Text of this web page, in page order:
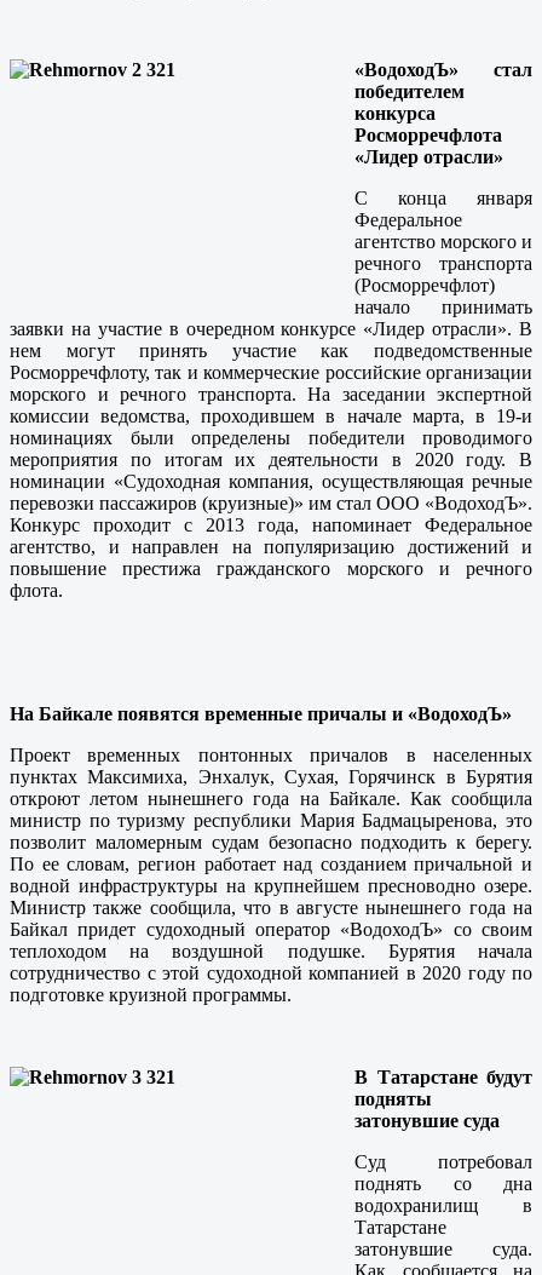
«ВодоходЪ» стал
победителем
конкурса
Росморречфлота
«Лидер отрасли»
С конца января
Федеральное
агентство морского и
речного транспорта
(Росморречфлот)
начало принимать
заявки на участие в очередном конкурсе «Лидер отрасли». В
нем могут принять участие как подведомственные
Росморречфлоту, так и коммерческие российские организации
морского и речного транспорта. На заседании экспертной
комиссии ведомства, проходившем в начале марта, в 19-и
номинациях были определены победители проводимого
мероприятия по итогам их деятельности в 2020 году. В
номинации «Судоходная компания, осуществляющая речные
перевозки пассажиров (круизные)» им стал ООО «ВодоходЪ».
Конкурс проходит с 2013 года, напоминает Федеральное
агентство, и направлен на популяризацию достижений и
повышение престижа гражданского морского и речного
флота.
На Байкале появятся временные причалы и «ВодоходЪ»
Проект временных понтонных причалов в населенных
пунктах Максимиха, Энхалук, Сухая, Горячинск в Бурятия
откроют летом нынешнего года на Байкале. Как сообщила
министр по туризму республики Мария Бадмацыренова, это
позволит маломерным судам безопасно подходить к берегу.
По ее словам, регион работает над созданием причальной и
водной инфраструктуры на крупнейшем пресноводно озере.
Министр также сообщила, что в августе нынешнего года на
Байкал придет судоходный оператор «ВодоходЪ» со своим
теплоходом на воздушной подушке. Бурятия начала
сотрудничество с этой судоходной компанией в 2020 году по
подготовке круизной программы.
В Татарстане будут
подняты
затонувшие суда
Суд потребовал
поднять со дна
водохранилищ в
Татарстане
затонувшие суда.